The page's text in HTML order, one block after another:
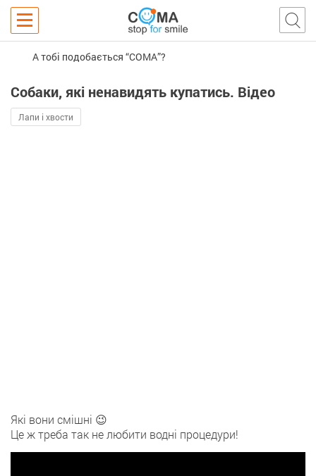
А тобі подобається “COMA”?
Собаки, які ненавидять купатись. Відео
Лапи і хвости
Які вони смішні 😉
Це ж треба так не любити водні процедури!